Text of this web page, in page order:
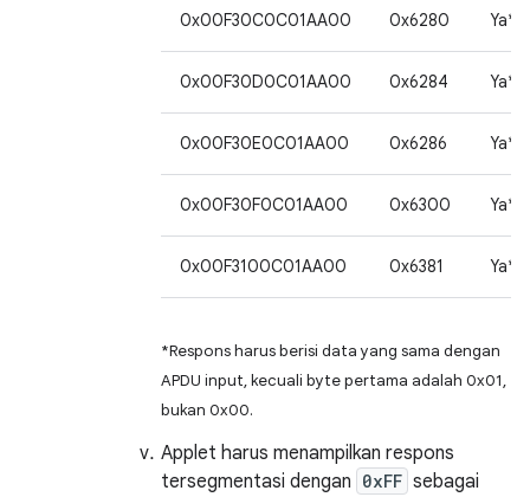
0x00F30C0C01AA00 0x6280 Ya*
0x00F30D0C01AA00 0x6284 Ya*
0x00F30E0C01AA00 0x6286 Ya*
0x00F30F0C01AA00 0x6300 Ya*
0x00F3100C01AA00 0x6381 Ya*
*Respons harus berisi data yang sama dengan
APDU input, kecuali byte pertama adalah 0x01,
bukan 0x00.
Applet harus menampilkan respons
tersegmentasi dengan 0xFF sebagai